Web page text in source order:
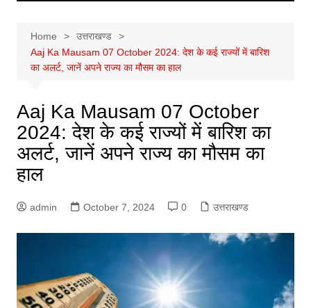
Home
उत्तराखण्ड
Aaj Ka Mausam 07 October 2024: देश के कई राज्यों में बारिश
का अलर्ट, जानें अपने राज्य का मौसम का हाल
Aaj Ka Mausam 07 October
2024: देश के कई राज्यों में बारिश का
अलर्ट, जानें अपने राज्य का मौसम का
हाल
admin October 7, 2024 0 उत्तराखण्ड